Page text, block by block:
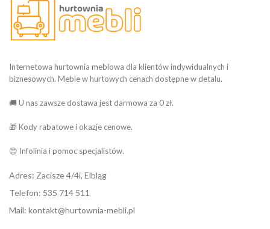
Internetowa hurtownia meblowa dla klientów indywidualnych i
biznesowych. Meble w hurtowych cenach dostępne w detalu.
🚚 U nas zawsze dostawa jest darmowa za 0 zł.
🎁 Kody rabatowe i okazje cenowe.
😊 Infolinia i pomoc specjalistów.
Adres: Zacisze 4/4i, Elbląg
Telefon: 535 714 511
Mail: kontakt@hurtownia-mebli.pl